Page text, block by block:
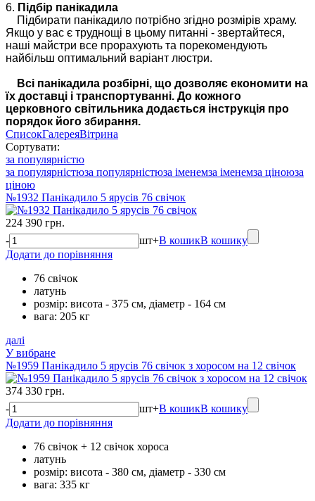
6. Підбір панікадила
Підбирати панікадило потрібно згідно розмірів храму.
Якщо у вас є труднощі в цьому питанні - звертайтеся,
наші майстри все прорахують та порекомендують
найбільш оптимальний варіант люстри.
Всі панікадила розбірні, що дозволяє економити на
їх доставці і транспортуванні. До кожного
церковного світильника додається інструкція про
порядок його збирання.
СписокГалереяВітрина
Сортувати:
за популярністю
за популярністюза популярністюза іменемза іменемза ціноюза
ціною
№1932 Панікадило 5 ярусів 76 свічок
224 390 грн.
-
шт+В кошикВ кошику
Додати до порівняння
76 свічок
латунь
розмір: висота - 375 см, діаметр - 164 см
вага: 205 кг
далі
У вибране
№1959 Панікадило 5 ярусів 76 свічок з хоросом на 12 свічок
374 330 грн.
-
шт+В кошикВ кошику
Додати до порівняння
76 свічок + 12 свічок хороса
латунь
розмір: висота - 380 см, діаметр - 330 см
вага: 335 кг